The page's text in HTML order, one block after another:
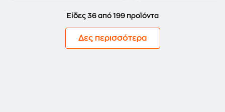
Είδες 36 από 199 προϊόντα
Δες περισσότερα